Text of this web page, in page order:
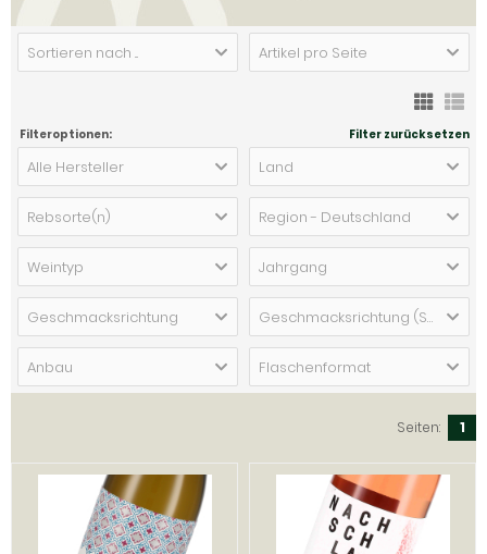
Sortieren nach ... Artikel pro Seite
Filteroptionen: Filter zurücksetzen
Alle Hersteller Land
Rebsorte(n) Region - Deutschland
Weintyp Jahrgang
Geschmacksrichtung Geschmacksrichtung (Schaumwein)
Anbau Flaschenformat
Seiten: 1